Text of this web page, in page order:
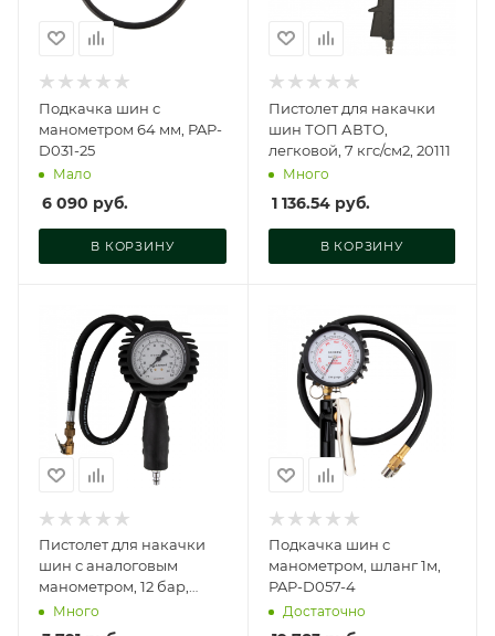
Подкачка шин с
манометром 64 мм, PAP-
D031-25
Мало
6 090 руб.
В КОРЗИНУ
Пистолет для накачки
шин ТОП АВТО,
легковой, 7 кгс/см2, 20111
Много
1 136.54руб.
В КОРЗИНУ
Пистолет для накачки
шин с аналоговым
манометром, 12 бар,
806006-01
Много
Подкачка шин с
манометром, шланг 1м,
PAP-D057-4
Достаточно